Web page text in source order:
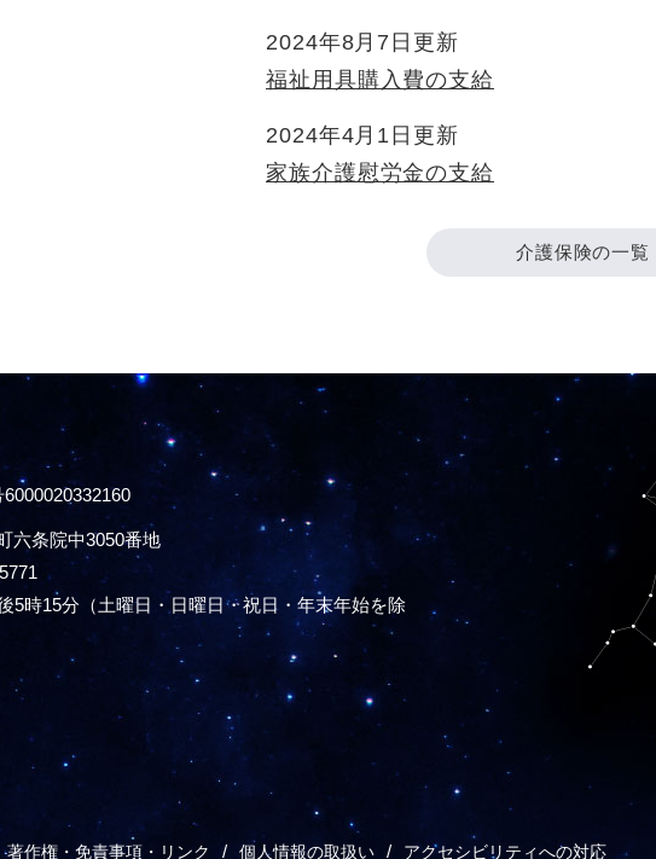
2024年8月7日更新
福祉用具購入費の支給
2024年4月1日更新
家族介護慰労金の支給
介護保険の一覧
六条院中3050番地
5時15分 （土曜日・日曜日・祝日・年末年始を除
著作権・免責事項・リンク 個人情報の取扱い アクセシビリティへの対応